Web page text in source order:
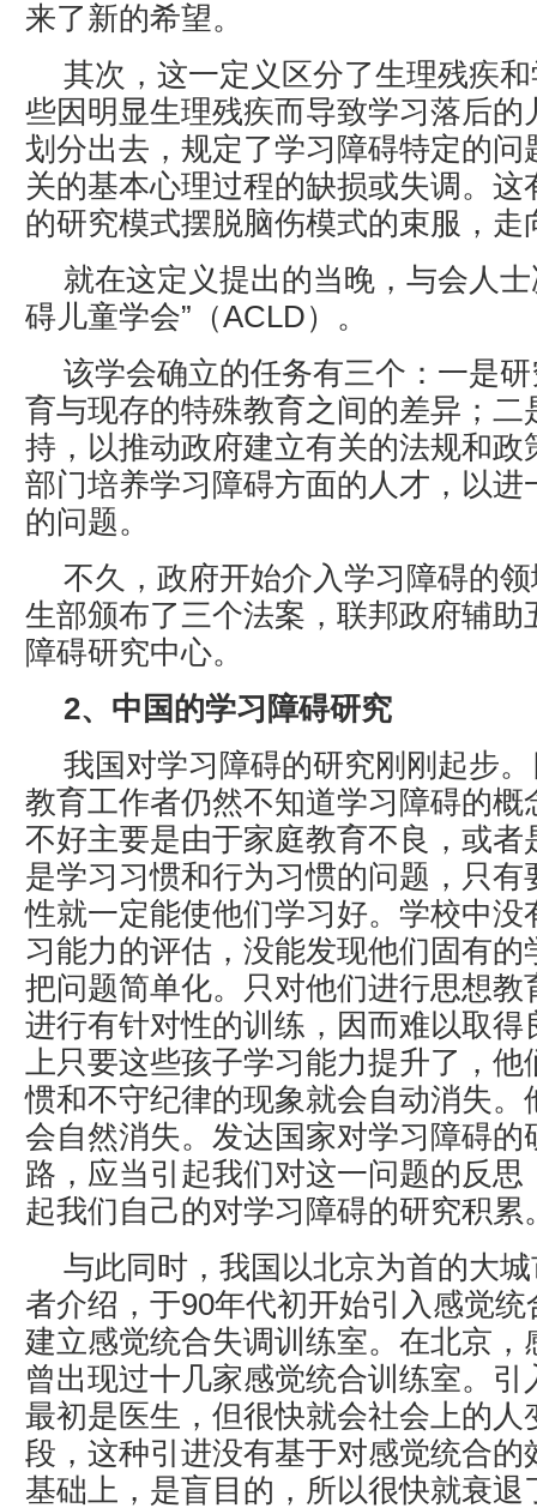
来了新的希望。
其次，这一定义区分了生理残疾
些因明显生理残疾而导致学习落后的
划分出去，规定了学习障碍特定的问
关的基本心理过程的缺损或失调。这
的研究模式摆脱脑伤模式的束服，走
就在这定义提出的当晚，与会人
碍儿童学会”（ACLD）。
该学会确立的任务有三个：一是
育与现存的特殊教育之间的差异；二
持，以推动政府建立有关的法规和政
部门培养学习障碍方面的人才，以进
的问题。
不久，政府开始介入学习障碍的
生部颁布了三个法案，联邦政府辅助
障碍研究中心。
2、中国的学习障碍研究
我国对学习障碍的研究刚刚起步
教育工作者仍然不知道学习障碍的概
不好主要是由于家庭教育不良，或者
是学习习惯和行为习惯的问题，只有
性就一定能使他们学习好。学校中没
习能力的评估，没能发现他们固有的
把问题简单化。只对他们进行思想教
进行有针对性的训练，因而难以取得
上只要这些孩子学习能力提升了，
惯和不守纪律的现象就会自动消失。
会自然消失。发达国家对学习障碍的
路，应当引起我们对这一问题的反思
起我们自己的对学习障碍的研究积累
与此同时，我国以北京为首的大
者介绍，于90年代初开始引入感觉
建立感觉统合失调训练室。在北京，
曾出现过十几家感觉统合训练室。引
最初是医生，但很快就会社会上的人
段，这种引进没有基于对感觉统合的
基础上，是盲目的，所以很快就衰退